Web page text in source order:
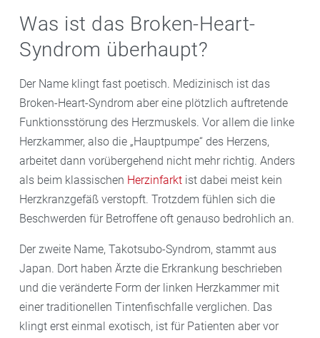
Was ist das Broken-Heart-
Syndrom überhaupt?
Der Name klingt fast poetisch. Medizinisch ist das
Broken-Heart-Syndrom aber eine plötzlich auftretende
Funktionsstörung des Herzmuskels. Vor allem die linke
Herzkammer, also die „Hauptpumpe“ des Herzens,
arbeitet dann vorübergehend nicht mehr richtig. Anders
als beim klassischen Herzinfarkt ist dabei meist kein
Herzkranzgefäß verstopft. Trotzdem fühlen sich die
Beschwerden für Betroffene oft genauso bedrohlich an.
Der zweite Name, Takotsubo-Syndrom, stammt aus
Japan. Dort haben Ärzte die Erkrankung beschrieben
und die veränderte Form der linken Herzkammer mit
einer traditionellen Tintenfischfalle verglichen. Das
klingt erst einmal exotisch, ist für Patienten aber vor